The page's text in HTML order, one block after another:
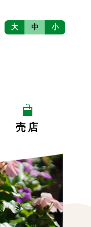
売店
大 中 小